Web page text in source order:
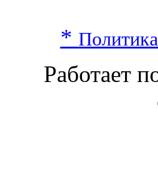
*
Работает